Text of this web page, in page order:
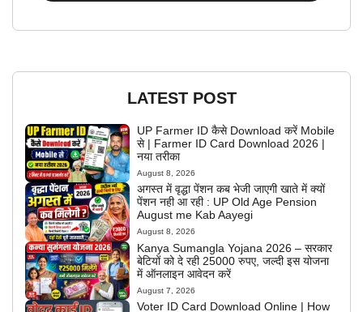
LATEST POST
UP Farmer ID कैसे Download करें Mobile
से | Farmer ID Card Download 2026 |
नया तरीका
August 8, 2026
अगस्त में वृद्धा पेंशन कब भेजी जाएगी खाते में क्यों
पेंशन नही आ रही : UP Old Age Pension
August me Kab Aayegi
August 8, 2026
Kanya Sumangla Yojana 2026 – सरकार
बेटियों को दे रही 25000 रुपए, जल्दी इस योजना
में ऑनलाइन आवेदन करें
August 7, 2026
Voter ID Card Download Online | How